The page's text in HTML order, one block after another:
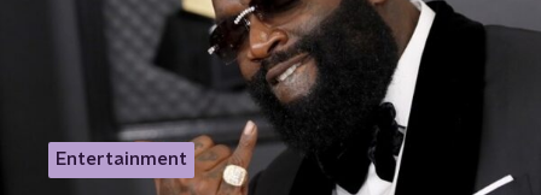
Entertainment